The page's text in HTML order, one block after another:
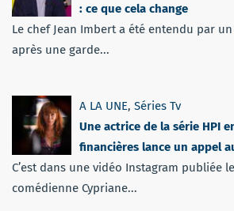
: ce que cela change
Le chef Jean Imbert a été entendu par
après une garde...
A LA UNE, Séries Tv
Une actrice de la série HPI
financières lance un appel
C’est dans une vidéo Instagram publiée
comédienne Cypriane...